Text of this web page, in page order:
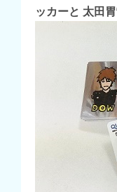
ッカーと 太田